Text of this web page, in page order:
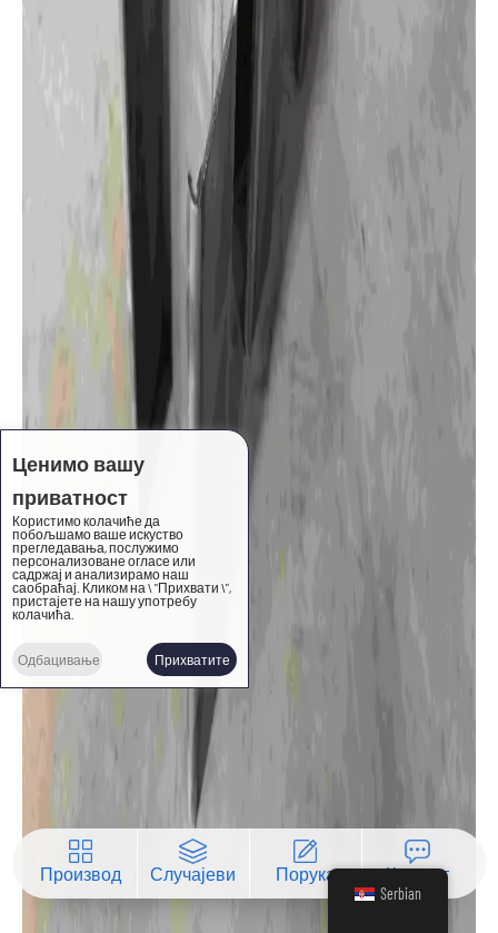
Производ Случајеви Порука Контакт
Serbian
Ценимо вашу
приватност
Користимо колачиће да
побољшамо ваше искуство
прегледавања, послужимо
персонализоване огласе или
садржај и анализирамо наш
саобраћај. Кликом на \ "Прихвати \",
пристајете на нашу употребу
колачића.
Одбацивање Прихватите